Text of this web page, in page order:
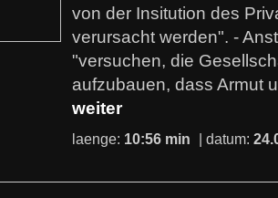
von der Insitution des
verursacht werden". -
"versuchen, die
aufzubauen, dass Armut
weiter
laenge: 10:56 min | datum: